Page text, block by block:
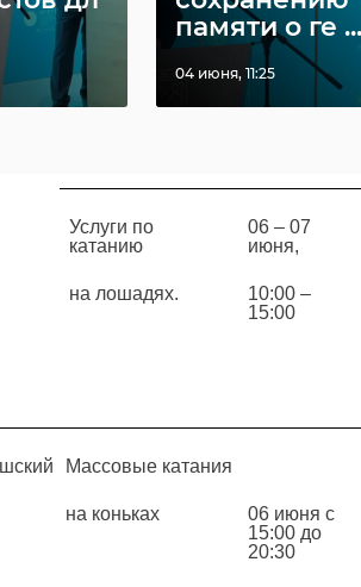
памяти о ге ...
04 июня, 11:25
Свободные
массовые катания
на коньках.
06 – 07
июня,
по
расписани
ю
Услуги по
катанию
на лошадях.
06 – 07
июня,
10:00 –
15:00
Массовые катания
на коньках
06 июня с
15:00 до
20:30